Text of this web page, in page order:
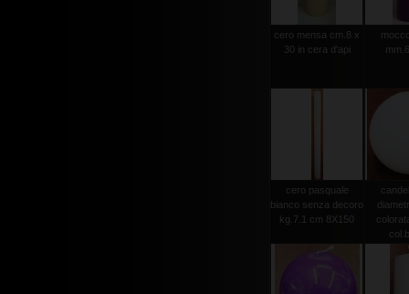
cero mensa cm.8 x
30 in cera d'api
cero pasquale
bianco senza decoro
kg.7.1 cm 8X150